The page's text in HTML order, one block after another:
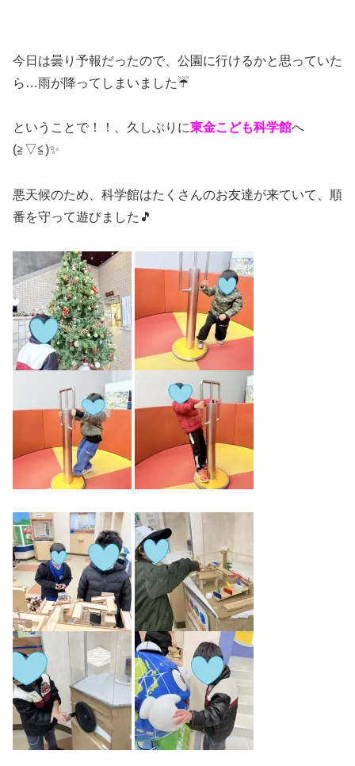
今日は曇り予報だったので、公園に行けるかと思っていた
ら…雨が降ってしまいました☔
ということで！！、久しぶりに東金こども科学館へ
(≧▽≦)✨
悪天候のため、科学館はたくさんのお友達が来ていて、順
番を守って遊びました🎵